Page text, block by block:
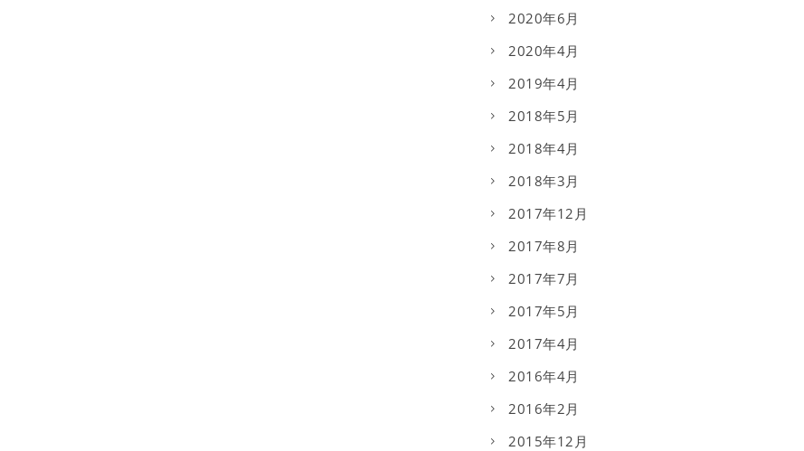
2020年6月
2020年4月
2019年4月
2018年5月
2018年4月
2018年3月
2017年12月
2017年8月
2017年7月
2017年5月
2017年4月
2016年4月
2016年2月
2015年12月